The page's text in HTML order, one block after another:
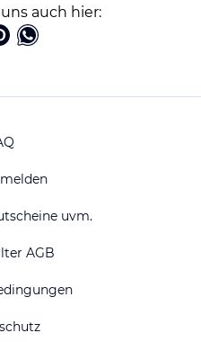
auch hier:
uvm.
AGB